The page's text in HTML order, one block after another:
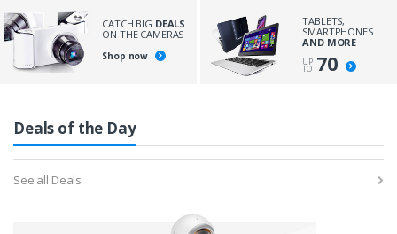
CATCH BIG DEALS
ON THE CAMERAS
Shop now
TABLETS,
SMARTPHONES
AND MORE
UP
TO 70
Deals of the Day
See all Deals